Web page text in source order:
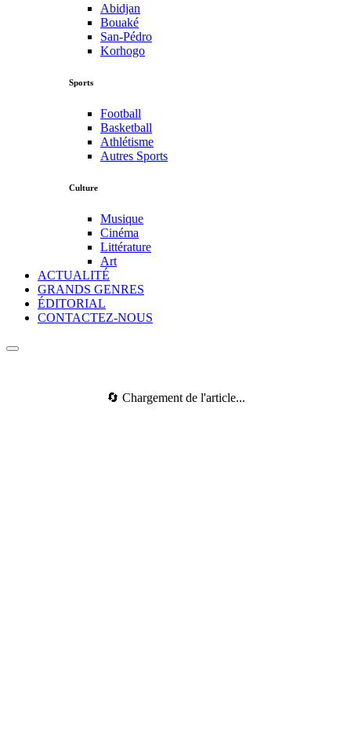
Abidjan
Bouaké
San-Pédro
Korhogo
Sports
Football
Basketball
Athlétisme
Autres Sports
Culture
Musique
Cinéma
Littérature
Art
ACTUALITÉ
GRANDS GENRES
ÉDITORIAL
CONTACTEZ-NOUS
🔄 Chargement de l'article...